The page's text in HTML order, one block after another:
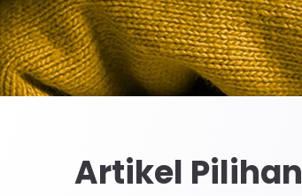
Artikel Pilihan